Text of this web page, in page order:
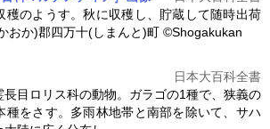
穫のようす。秋に収穫し、貯蔵して随時出荷
おか)郡四万十(しまんと)町 ©Shogakukan
日本大百科全書
目ロリス科の動物。ガラゴの1種で、狭義の
種をさす。多雨林地帯と南部を除いて、サハ